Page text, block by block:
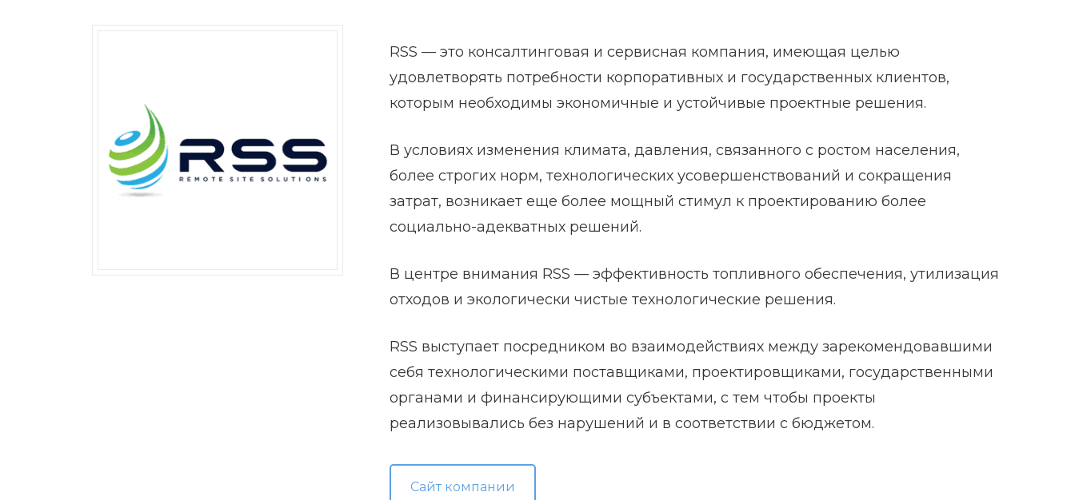
RSS — это консалтинговая и сервисная компания, имеющая целью
удовлетворять потребности корпоративных и государственных клиентов,
которым необходимы экономичные и устойчивые проектные решения.
В условиях изменения климата, давления, связанного с ростом населения,
более строгих норм, технологических усовершенствований и сокращения
затрат, возникает еще более мощный стимул к проектированию более
социально-адекватных решений.
В центре внимания RSS — эффективность топливного обеспечения, утилизация
отходов и экологически чистые технологические решения.
RSS выступает посредником во взаимодействиях между зарекомендовавшими
себя технологическими поставщиками, проектировщиками, государственными
органами и финансирующими субъектами, с тем чтобы проекты
реализовывались без нарушений и в соответствии с бюджетом.
Сайт компании